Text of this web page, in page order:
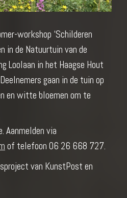
workshop ‘Schilderen
in de Natuurtuin van de
Loolaan in het Haagse Hout
gaan in de tuin op
en witte bloemen om te
Aanmelden via
of telefoon 06 26 668 727.
van KunstPost en